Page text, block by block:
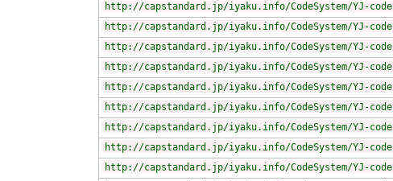
http://capstandard.jp/iyaku.info/CodeSystem/YJ-code
http://capstandard.jp/iyaku.info/CodeSystem/YJ-code
http://capstandard.jp/iyaku.info/CodeSystem/YJ-code
http://capstandard.jp/iyaku.info/CodeSystem/YJ-code
http://capstandard.jp/iyaku.info/CodeSystem/YJ-code
http://capstandard.jp/iyaku.info/CodeSystem/YJ-code
http://capstandard.jp/iyaku.info/CodeSystem/YJ-code
http://capstandard.jp/iyaku.info/CodeSystem/YJ-code
http://capstandard.jp/iyaku.info/CodeSystem/YJ-code